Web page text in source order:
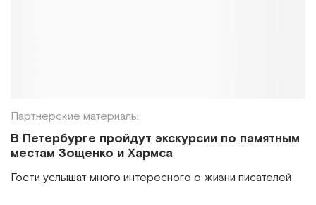
Партнерские материалы
В Петербурге пройдут экскурсии по памятным
местам Зощенко и Хармса
Гости услышат много интересного о жизни писателей